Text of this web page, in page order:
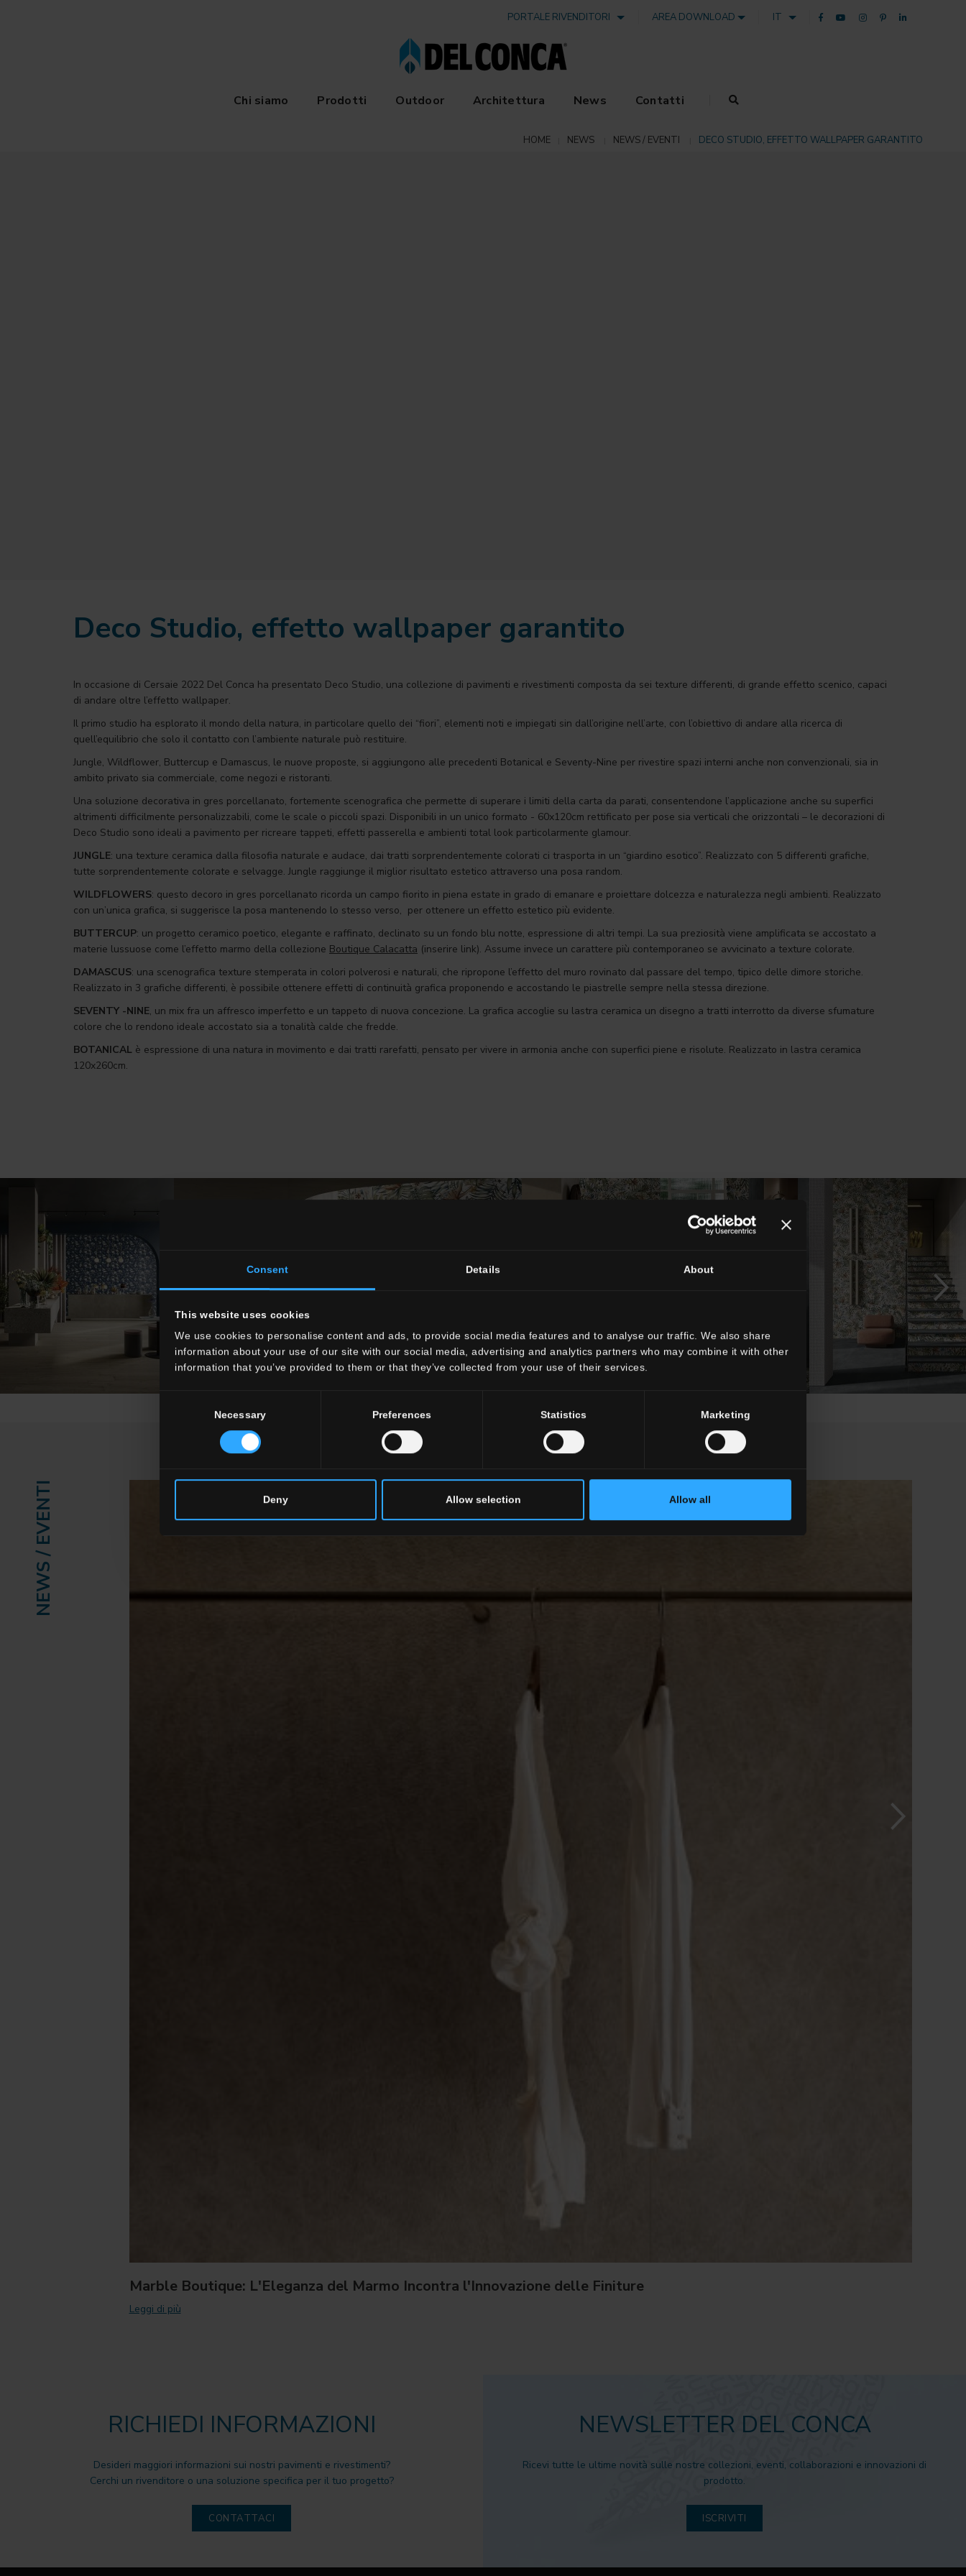
Consent Details About
This website uses cookies
We use cookies to personalise content and ads, to provide social media features and to analyse our traffic. We also share
information about your use of our site with our social media, advertising and analytics partners who may combine it with other
information that you’ve provided to them or that they’ve collected from your use of their services.
Necessary Preferences Statistics Marketing
Deny Allow selection Allow all
PORTALE RIVENDITORI AREA DOWNLOAD IT
Chi siamo Prodotti Outdoor Architettura News Contatti
HOME NEWS NEWS / EVENTI DECO STUDIO, EFFETTO WALLPAPER GARANTITO
Deco Studio, effetto wallpaper garantito
In occasione di Cersaie 2022 Del Conca ha presentato Deco Studio, una collezione di pavimenti e rivestimenti composta da sei texture differenti, di grande effetto scenico, capaci
di andare oltre l’effetto wallpaper.
Il primo studio ha esplorato il mondo della natura, in particolare quello dei “fiori”, elementi noti e impiegati sin dall’origine nell’arte, con l’obiettivo di andare alla ricerca di
quell’equilibrio che solo il contatto con l’ambiente naturale può restituire.
Jungle, Wildflower, Buttercup e Damascus, le nuove proposte, si aggiungono alle precedenti Botanical e Seventy-Nine per rivestire spazi interni anche non convenzionali, sia in
ambito privato sia commerciale, come negozi e ristoranti.
Una soluzione decorativa in gres porcellanato, fortemente scenografica che permette di superare i limiti della carta da parati, consentendone l’applicazione anche su superfici
altrimenti difficilmente personalizzabili, come le scale o piccoli spazi. Disponibili in un unico formato - 60x120cm rettificato per pose sia verticali che orizzontali – le decorazioni di
Deco Studio sono ideali a pavimento per ricreare tappeti, effetti passerella e ambienti total look particolarmente glamour.
JUNGLE: una texture ceramica dalla filosofia naturale e audace, dai tratti sorprendentemente colorati ci trasporta in un “giardino esotico”. Realizzato con 5 differenti grafiche,
tutte sorprendentemente colorate e selvagge. Jungle raggiunge il miglior risultato estetico attraverso una posa random.
WILDFLOWERS: questo decoro in gres porcellanato ricorda un campo fiorito in piena estate in grado di emanare e proiettare dolcezza e naturalezza negli ambienti. Realizzato
con un’unica grafica, si suggerisce la posa mantenendo lo stesso verso, per ottenere un effetto estetico più evidente.
BUTTERCUP: un progetto ceramico poetico, elegante e raffinato, declinato su un fondo blu notte, espressione di altri tempi. La sua preziosità viene amplificata se accostato a
materie lussuose come l’effetto marmo della collezione Boutique Calacatta (inserire link). Assume invece un carattere più contemporaneo se avvicinato a texture colorate.
DAMASCUS: una scenografica texture stemperata in colori polverosi e naturali, che ripropone l’effetto del muro rovinato dal passare del tempo, tipico delle dimore storiche.
Realizzato in 3 grafiche differenti, è possibile ottenere effetti di continuità grafica proponendo e accostando le piastrelle sempre nella stessa direzione.
SEVENTY -NINE, un mix fra un affresco imperfetto e un tappeto di nuova concezione. La grafica accoglie su lastra ceramica un disegno a tratti interrotto da diverse sfumature
colore che lo rendono ideale accostato sia a tonalità calde che fredde.
BOTANICAL è espressione di una natura in movimento e dai tratti rarefatti, pensato per vivere in armonia anche con superfici piene e risolute. Realizzato in lastra ceramica
120x260cm.
NEWS / EVENTI
Marble Boutique: L'Eleganza del Marmo Incontra l'Innovazione delle Finiture
Leggi di più
RICHIEDI INFORMAZIONI
Desideri maggiori informazioni sui nostri pavimenti e rivestimenti?
Cerchi un rivenditore o una soluzione specifica per il tuo progetto?
CONTATTACI
NEWSLETTER DEL CONCA
Ricevi tutte le ultime novità sulle nostre collezioni, eventi, collaborazioni e innovazioni di
prodotto.
ISCRIVITI